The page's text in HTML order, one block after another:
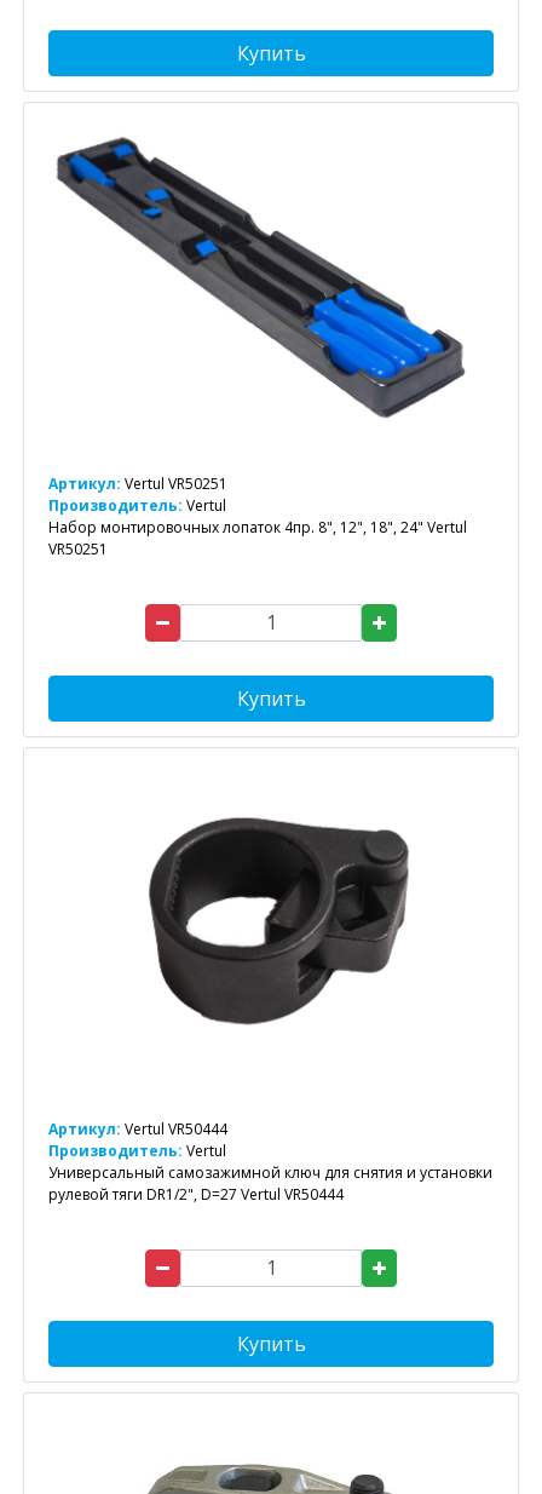
Купить
Артикул: Vertul VR50251
Производитель: Vertul
Набор монтировочных лопаток 4пр. 8", 12", 18", 24" Vertul
VR50251
Купить
Артикул: Vertul VR50444
Производитель: Vertul
Универсальный самозажимной ключ для снятия и установки
рулевой тяги DR1/2", D=27 Vertul VR50444
Купить